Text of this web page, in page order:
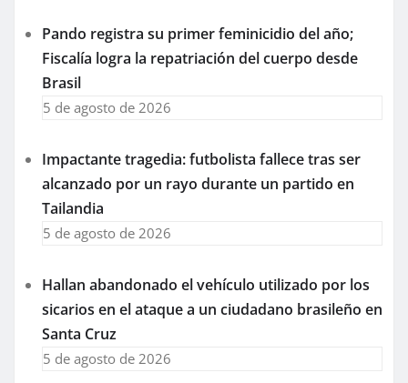
Pando registra su primer feminicidio del año;
Fiscalía logra la repatriación del cuerpo desde
Brasil
5 de agosto de 2026
Impactante tragedia: futbolista fallece tras ser
alcanzado por un rayo durante un partido en
Tailandia
5 de agosto de 2026
Hallan abandonado el vehículo utilizado por los
sicarios en el ataque a un ciudadano brasileño en
Santa Cruz
5 de agosto de 2026